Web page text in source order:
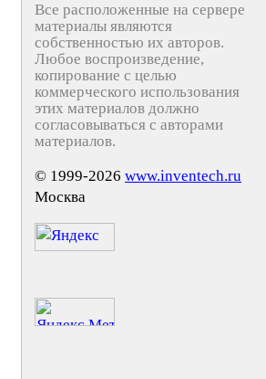
Все расположенные на сервере
материалы являются
собственностью их авторов.
Любое воспроизведение,
копирование с целью
коммерческого использования
этих материалов должно
согласовываться с авторами
материалов.
© 1999-2026 www.inventech.ru
Москва